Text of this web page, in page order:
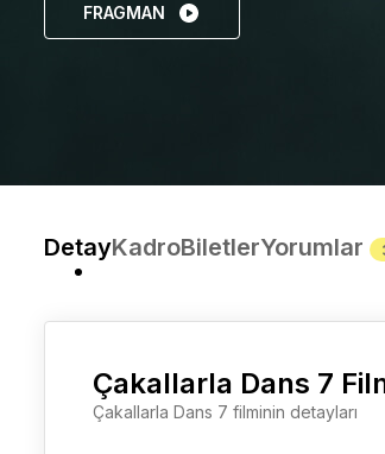
FRAGMAN
DetayKadroBiletlerYorumlar
Çakallarla Dans 7
Çakallarla Dans 7 filminin detayları